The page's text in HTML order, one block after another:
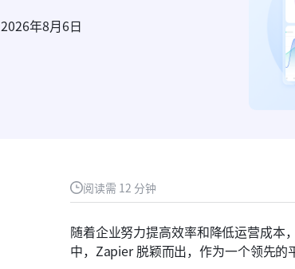
2026年8月6日
阅读需 12 分钟
随着企业努力提高效率和降低运营成本
中，Zapier 脱颖而出，作为一个领先的